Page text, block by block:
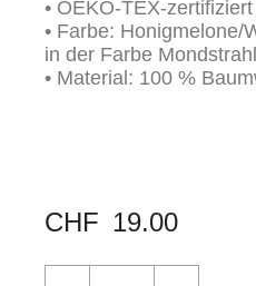
• OEKO-TEX-zertifiziert
• Farbe: Honigmelone/
in der Farbe Mondstrahl
• Material: 100 %
CHF 19.00